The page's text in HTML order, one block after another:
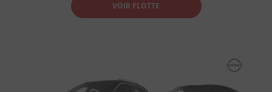
VOIR FLOTTE